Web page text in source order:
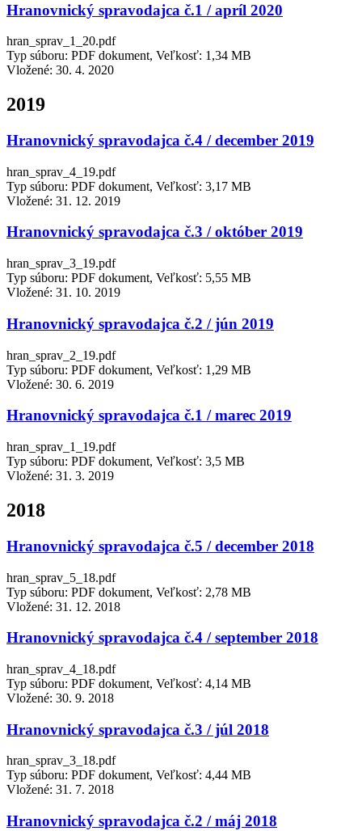
Hranovnický spravodajca č.1 / apríl 2020
hran_sprav_1_20.pdf
Typ súboru: PDF dokument, Veľkosť: 1,34 MB
Vložené: 30. 4. 2020
2019
Hranovnický spravodajca č.4 / december 2019
hran_sprav_4_19.pdf
Typ súboru: PDF dokument, Veľkosť: 3,17 MB
Vložené: 31. 12. 2019
Hranovnický spravodajca č.3 / október 2019
hran_sprav_3_19.pdf
Typ súboru: PDF dokument, Veľkosť: 5,55 MB
Vložené: 31. 10. 2019
Hranovnický spravodajca č.2 / jún 2019
hran_sprav_2_19.pdf
Typ súboru: PDF dokument, Veľkosť: 1,29 MB
Vložené: 30. 6. 2019
Hranovnický spravodajca č.1 / marec 2019
hran_sprav_1_19.pdf
Typ súboru: PDF dokument, Veľkosť: 3,5 MB
Vložené: 31. 3. 2019
2018
Hranovnický spravodajca č.5 / december 2018
hran_sprav_5_18.pdf
Typ súboru: PDF dokument, Veľkosť: 2,78 MB
Vložené: 31. 12. 2018
Hranovnický spravodajca č.4 / september 2018
hran_sprav_4_18.pdf
Typ súboru: PDF dokument, Veľkosť: 4,14 MB
Vložené: 30. 9. 2018
Hranovnický spravodajca č.3 / júl 2018
hran_sprav_3_18.pdf
Typ súboru: PDF dokument, Veľkosť: 4,44 MB
Vložené: 31. 7. 2018
Hranovnický spravodajca č.2 / máj 2018